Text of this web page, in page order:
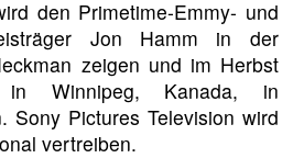
den Primetime-Emmy- und
Jon Hamm in der
zeigen und im Herbst
in Winnipeg, Kanada, in
Sony Pictures Television wird
vertreiben.